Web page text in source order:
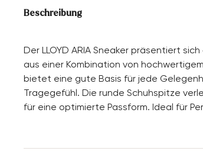
Beschreibung
Der LLOYD ARIA Sneaker präsentiert
aus einer Kombination von
bietet eine gute Basis für jede
Tragegefühl. Die runde Schuhspitze
für eine optimierte Passform. Ideal für